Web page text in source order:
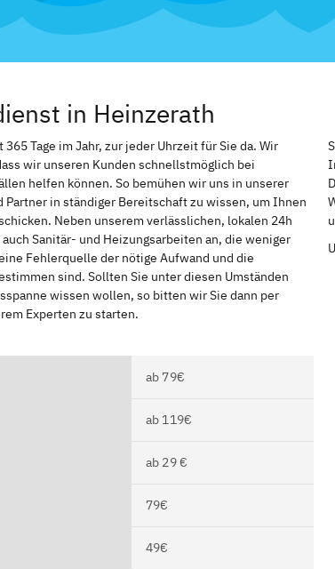
in Heinzerath
Tage im Jahr, zur jeder Uhrzeit für Sie da. Wir
wir unseren Kunden schnellstmöglich bei
helfen können. So bemühen wir uns in unserer
in ständiger Bereitschaft zu wissen, um Ihnen
Neben unserem verlässlichen, lokalen 24h
Sanitär- und Heizungsarbeiten an, die weniger
Fehlerquelle der nötige Aufwand und die
sind. Sollten Sie unter diesen Umständen
wissen wollen, so bitten wir Sie dann per
Experten zu starten.
ab 79€
ab 119€
ab 29 €
79€
49€